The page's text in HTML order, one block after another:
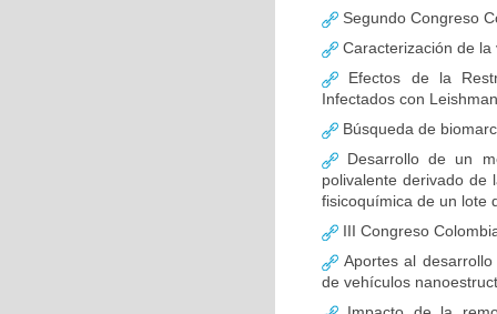
Segundo Congreso
Caracterización de
Efectos de la
Infectados con
Búsqueda de
Desarrollo de un
polivalente derivado de
fisicoquímica de un lote
III Congreso
Aportes al
de vehículos